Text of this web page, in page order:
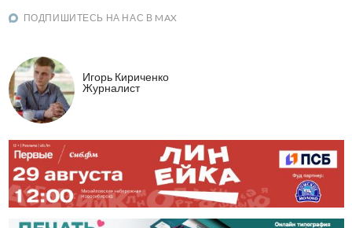
ПОДПИШИТЕСЬ НА НАС В MAX
Игорь Кириченко
Журналист